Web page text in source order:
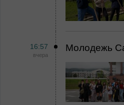
16:57
вчера
Молодежь